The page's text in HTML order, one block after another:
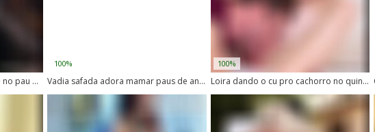
Mulher casada sentando forte no pau do cachorro
100%
Vadia safada adora mamar paus de animais no vídeo
100%
Loira dando o cu pro cachorro no quintal